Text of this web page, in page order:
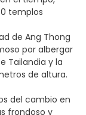
templos
de Ang Thong
por albergar
Tailandia y la
de altura.
del cambio en
frondoso y